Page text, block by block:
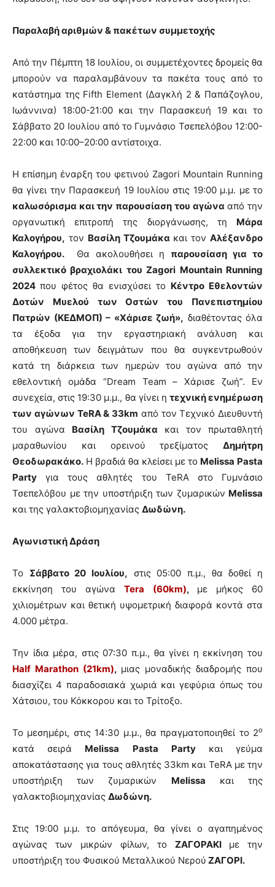
Παραλαβή αριθμών & πακέτων συμμετοχής
Από την Πέμπτη 18 Ιουλίου, οι συμμετέχοντες δρομείς θα
μπορούν να παραλαμβάνουν τα πακέτα τους από το
κατάστημα της Fifth Element (Δαγκλή 2 & Παπάζογλου,
Ιωάννινα) 18:00-21:00 και την Παρασκευή 19 και το
Σάββατο 20 Ιουλίου από το Γυμνάσιο Τσεπελόβου 12:00-
22:00 και 10:00–20:00 αντίστοιχα.
Η επίσημη έναρξη του φετινού Zagori Mountain Running
θα γίνει την Παρασκευή 19 Ιουλίου στις 19:00 μ.μ. με το
καλωσόρισμα και την παρουσίαση του αγώνα από την
οργανωτική επιτροπή της διοργάνωσης, τη Μάρα
Καλογήρου, τον Βασίλη Τζουμάκα και τονΑλέξανδρο
Καλογήρου. Θα ακολουθήσει η παρουσίαση για το
συλλεκτικό βραχιολάκι του Zagori Mountain Running
2024 που φέτος θα ενισχύσει το Κέντρο Εθελοντών
Δοτών Μυελού των Οστών του Πανεπιστημίου
Πατρών (ΚΕΔΜΟΠ) – «Χάρισε ζωή», διαθέτοντας όλα
τα έξοδα για την εργαστηριακή ανάλυση και
αποθήκευση των δειγμάτων που θα συγκεντρωθούν
κατά τη διάρκεια των ημερών του αγώνα από την
εθελοντική ομάδα “Dream Team – Χάρισε ζωή”. Εν
συνεχεία, στις 19:30 μ.μ., θα γίνει η τεχνική ενημέρωση
των αγώνων TeRA& 33km από τον Τεχνικό Διευθυντή
του αγώνα Βασίλη Τζουμάκα και τον πρωταθλητή
μαραθωνίου και ορεινού τρεξίματος Δημήτρη
Θεοδωρακάκο. Η βραδιά θα κλείσει με το Melissa Pasta
Party για τους αθλητές του TeRA στο Γυμνάσιο
Τσεπελόβου με την υποστήριξη των ζυμαρικών Melissa
και της γαλακτοβιομηχανίας Δωδώνη.
Αγωνιστική Δράση
Το Σάββατο 20 Ιουλίου, στις 05:00 π.μ., θα δοθεί η
εκκίνηση του αγώναTera (60km), με μήκος 60
χιλιομέτρων και θετική υψομετρική διαφορά κοντά στα
4.000 μέτρα.
Την ίδια μέρα, στις 07:30 π.μ., θα γίνει η εκκίνηση του
Half Marathon (21km), μιας μοναδικής διαδρομής που
διασχίζει 4 παραδοσιακά χωριά και γεφύρια όπως του
Χάτσιου, του Κόκκορου και το Τρίτοξο.
Το μεσημέρι, στις 14:30 μ.μ., θα πραγματοποιηθεί το 2ο
κατά σειρά Melissa Pasta Partyκαι γεύμα
αποκατάστασης για τους αθλητές 33km και TeRA με την
υποστήριξη των ζυμαρικών Melissa και της
γαλακτοβιομηχανίας Δωδώνη.
Στις 19:00 μ.μ. το απόγευμα, θα γίνει ο αγαπημένος
αγώνας των μικρών φίλων, το ΖΑΓΟΡΑΚΙ με την
υποστήριξη του Φυσικού Μεταλλικού Νερού ΖΑΓΟΡΙ.